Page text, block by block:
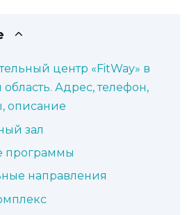
центр «FitWay» в
Адрес, телефон,
описание
зал
программы
направления